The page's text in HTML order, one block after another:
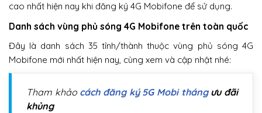
cao nhất hiện nay khi đăng ký 4G Mobifone để sử dụng.
Danh sách vùng phủ sóng 4G Mobifone trên toàn quốc
Đây là danh sách 35 tỉnh/thành thuộc vùng phủ sóng 4G
Mobifone mới nhất hiện nay, cùng xem và cập nhật nhé:
Tham khảo cáchđăng ký 5G Mobi thángưu đãi
khủng